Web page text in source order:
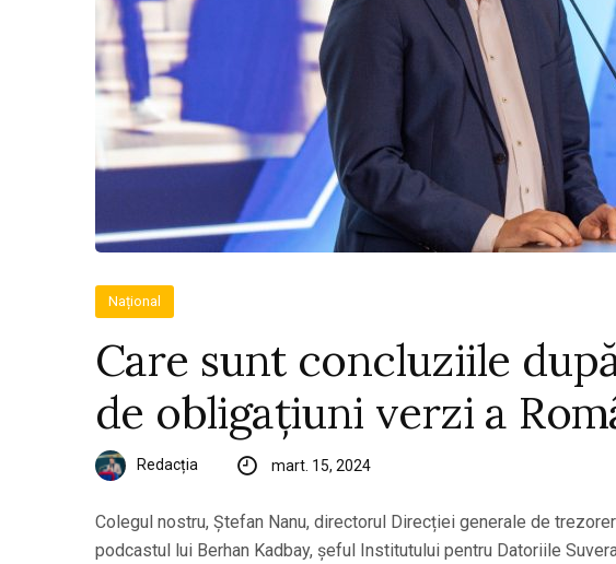
Național
Care sunt concluziile
de obligațiuni verzi a
Redacția mart. 15, 2024
Colegul nostru, Ștefan Nanu, directorul Direcției generale de
podcastul lui Berhan Kadbay, șeful Institutului pentru Datoriile